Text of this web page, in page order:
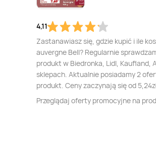
4,11
Zastanawiasz się, gdzie kupić i ile
auvergne Bell? Regularnie
produkt w Biedronka, Lidl, Kaufland,
sklepach. Aktualnie posiadamy 2
produkt. Ceny zaczynają się od
Przeglądaj oferty promocyjne na